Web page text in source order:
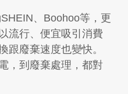
、Boohoo等，更
流行、便宜吸引消費
跟廢棄速度也變快。
，到廢棄處理，都對